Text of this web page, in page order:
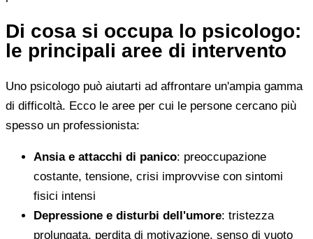
Di cosa si occupa lo psicologo:
le principali aree di intervento
Uno psicologo può aiutarti ad affrontare un'ampia gamma
di difficoltà. Ecco le aree per cui le persone cercano più
spesso un professionista:
Ansia e attacchi di panico: preoccupazione
costante, tensione, crisi improvvise con sintomi
fisici intensi
Depressione e disturbi dell'umore: tristezza
prolungata, perdita di motivazione, senso di vuoto